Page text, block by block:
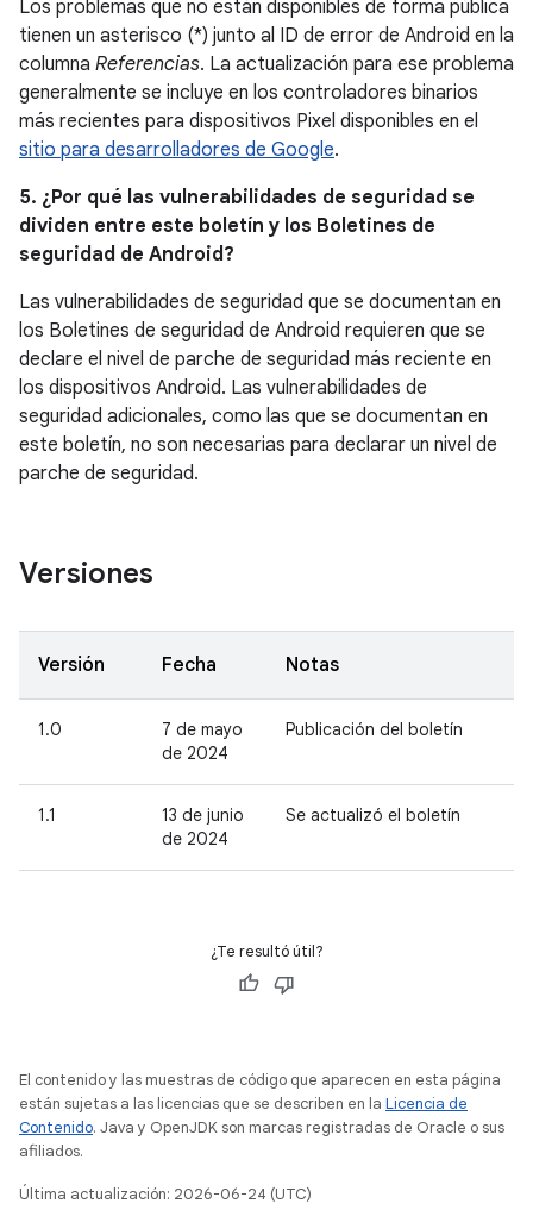
Los problemas que no están disponibles de forma pública
tienen un asterisco (*) junto al ID de error de Android en la
columna Referencias. La actualización para ese problema
generalmente se incluye en los controladores binarios
más recientes para dispositivos Pixel disponibles en el
sitio para desarrolladores de Google.
5. ¿Por qué las vulnerabilidades de seguridad se
dividen entre este boletín y los Boletines de
seguridad de Android?
Las vulnerabilidades de seguridad que se documentan en
los Boletines de seguridad de Android requieren que se
declare el nivel de parche de seguridad más reciente en
los dispositivos Android. Las vulnerabilidades de
seguridad adicionales, como las que se documentan en
este boletín, no son necesarias para declarar un nivel de
parche de seguridad.
Versiones
Versión Fecha Notas
1.0
7 de mayo
de 2024
Publicación del boletín
1.1
13 de junio
de 2024
Se actualizó el boletín
¿Te resultó útil?
El contenido y las muestras de código que aparecen en esta página
están sujetas a las licencias que se describen en la Licencia de
Contenido. Java y OpenJDK son marcas registradas de Oracle o sus
afiliados.
Última actualización: 2026-06-24 (UTC)